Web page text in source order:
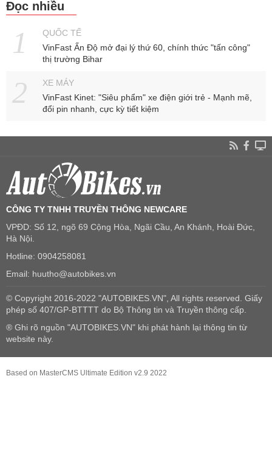
Đọc nhiều
QUỐC TẾ
VinFast Ấn Độ mở đại lý thứ 60, chính thức "tấn công"
thị trường Bihar
XE MÁY
VinFast Kinet: "Siêu phẩm" xe điện giới trẻ - Mạnh mẽ,
đổi pin nhanh, cực kỳ tiết kiệm
CÔNG TY TNHH TRUYỀN THÔNG NEWCARE
VPĐD: Số 12, ngõ 69 Cộng Hòa, Ngãi Cầu, An Khánh, Hoài Đức,
Hà Nội.
Hotline: 0904258081
Email: huutho@autobikes.vn
© Copyright 2016-2022 "AUTOBIKES.VN", All rights reserved. Giấy
phép số 407/GP-BTTTT do Bộ Thông tin và Truyền thông cấp.
® Ghi rõ nguồn "AUTOBIKES.VN" khi phát hành lại thông tin từ
website này.
Based on MasterCMS Ultimate Edition v2.9 2022